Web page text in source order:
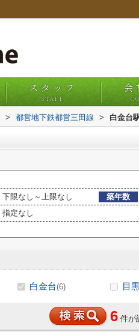
スタッフ
STAFF
会
> 都営地下鉄都営三田線 > 白金台
下限なし～上限なし 築年数
指定なし
白金台(6) 目
6 件が